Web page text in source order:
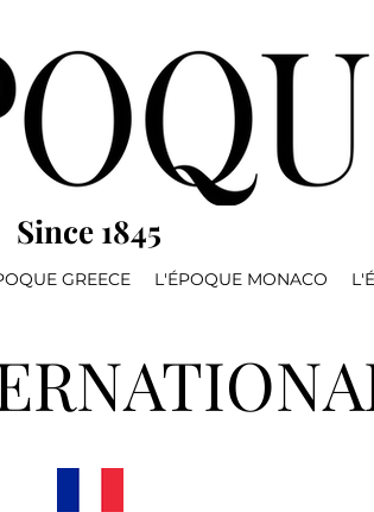
Since 1845
GREECE L'ÉPOQUE MONACO